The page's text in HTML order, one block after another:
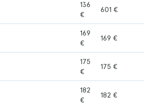
136
€
601 €
169
€
169 €
175
€
175 €
182
€
182 €